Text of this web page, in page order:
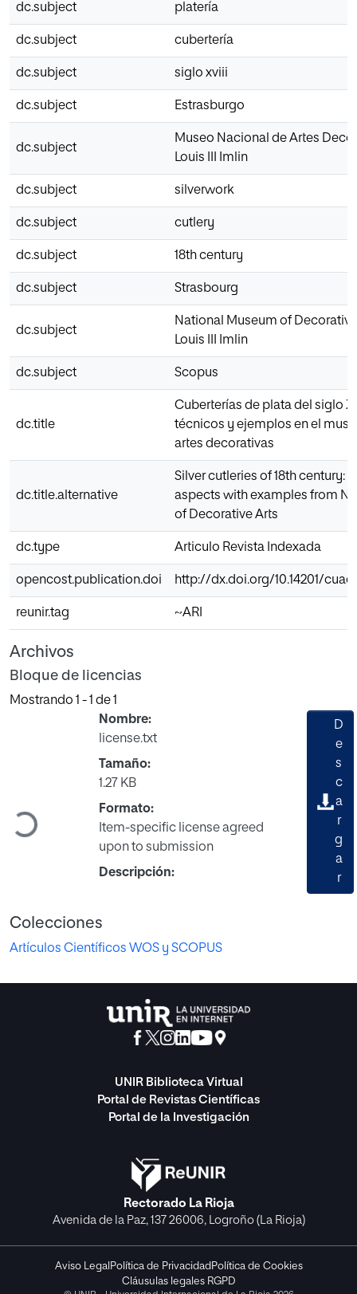
dc.subject platería
dc.subject cubertería
dc.subject siglo xviii
dc.subject Estrasburgo
dc.subject
Museo Nacional de Artes
Louis III Imlin
dc.subject silverwork
dc.subject cutlery
dc.subject 18th century
dc.subject Strasbourg
dc.subject
National Museum of
Louis III Imlin
dc.subject Scopus
dc.title
Cuberterías de plata del siglo
técnicos y ejemplos en el
artes decorativas
dc.title.alternative
Silver cutleries of 18th century:
aspects with examples from
of Decorative Arts
dc.type Articulo Revista Indexada
opencost.publication.doi http://dx.doi.org/10.14201/
reunir.tag ~ARI
Archivos
Bloque de licencias
Mostrando 1 - 1 de 1
Cargando...
Nombre:
license.txt
Tamaño:
1.27 KB
Formato:
Item-specific license agreed
upon to submission
Descripción:
D
e
s
c
a
r
g
a
r
Colecciones
Artículos Científicos WOS y SCOPUS
UNIR Biblioteca Virtual
Portal de Revistas Científicas
Portal de la Investigación
Rectorado La Rioja
Avenida de la Paz, 137 26006, Logroño (La Rioja)
Aviso Legal Política de Privacidad Política de Cookies
Cláusulas legales RGPD